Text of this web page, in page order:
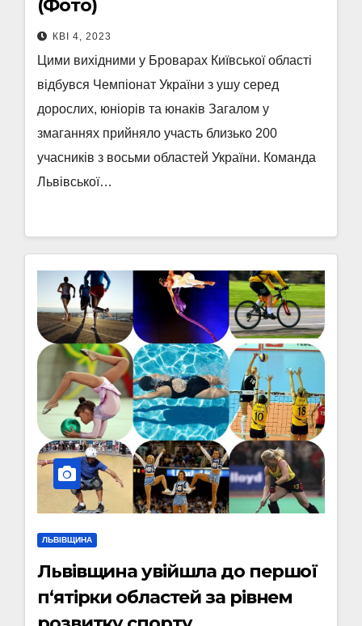
(Фото)
КВІ 4, 2023
Цими вихідними у Броварах Київської області
відбувся Чемпіонат України з ушу серед
дорослих, юніорів та юнаків Загалом у
змаганнях прийняло участь близько 200
учасників з восьми областей України. Команда
Львівської…
ЛЬВІВЩИНА
Львівщина увійшла до першої
п‘ятірки областей за рівнем